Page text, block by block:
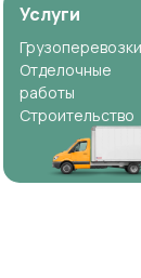
Услуги
Грузоперевозки
Отделочные
работы
Строительство